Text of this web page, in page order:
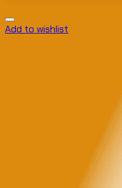
Add to wishlist